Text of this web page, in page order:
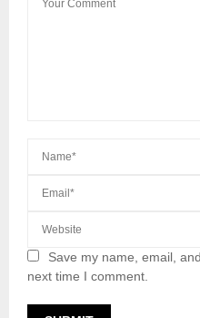
Save my name, email,
next time I comment.